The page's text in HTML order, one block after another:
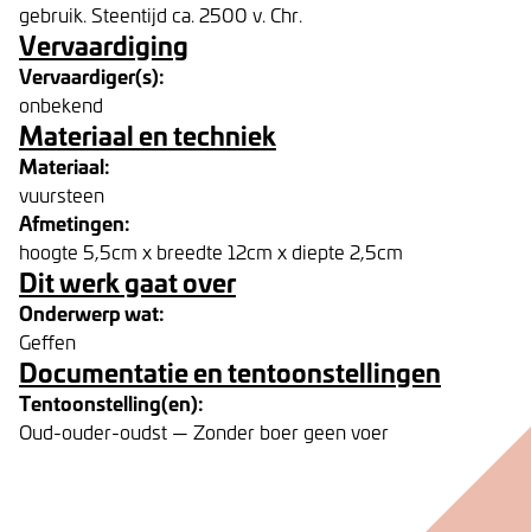
gebruik. Steentijd ca. 2500 v. Chr.
Vervaardiging
Vervaardiger(s):
onbekend
Materiaal en techniek
Materiaal:
vuursteen
Afmetingen:
hoogte 5,5cm x breedte 12cm x diepte 2,5cm
Dit werk gaat over
Onderwerp wat:
Geffen
Documentatie en tentoonstellingen
Tentoonstelling(en):
Oud-ouder-oudst — Zonder boer geen voer